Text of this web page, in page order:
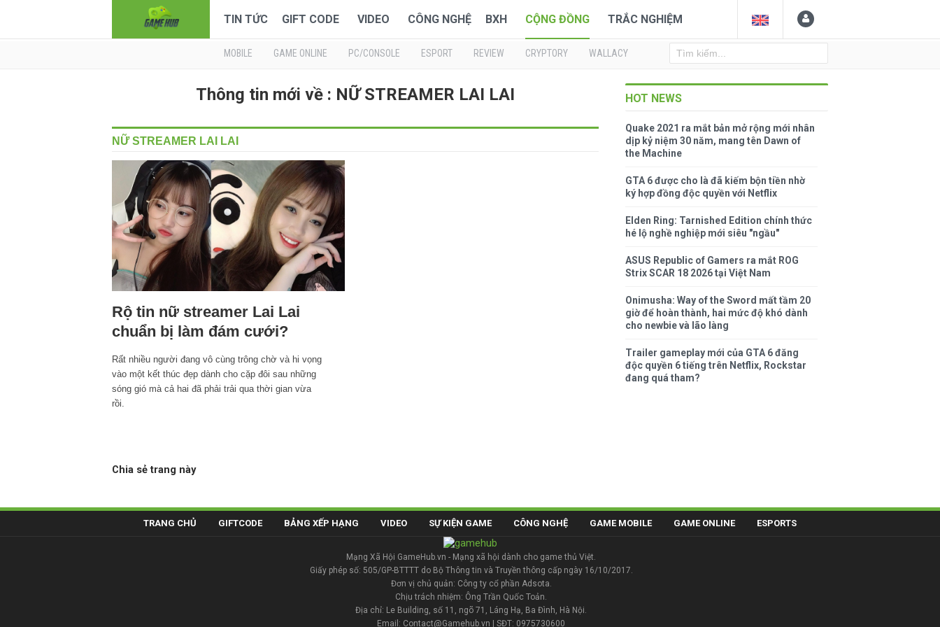
TIN TỨC GIFT CODE VIDEO CÔNG NGHỆ BXH CỘNG ĐỒNG TRẮC NGHIỆM
MOBILE GAME ONLINE PC/CONSOLE ESPORT REVIEW CRYPTORY WALLACY
Thông tin mới về : NỮ STREAMER LAI LAI
NỮ STREAMER LAI LAI
Rộ tin nữ streamer Lai Lai
chuẩn bị làm đám cưới?
Rất nhiều người đang vô cùng trông chờ và hi vọng
vào một kết thúc đẹp dành cho cặp đôi sau những
sóng gió mà cả hai đã phải trải qua thời gian vừa
rồi.
Chia sẻ trang này
HOT NEWS
Quake 2021 ra mắt bản mở rộng mới nhân
dịp kỷ niệm 30 năm, mang tên Dawn of
the Machine
GTA 6 được cho là đã kiếm bộn tiền nhờ
ký hợp đồng độc quyền với Netflix
Elden Ring: Tarnished Edition chính thức
hé lộ nghề nghiệp mới siêu "ngầu"
ASUS Republic of Gamers ra mắt ROG
Strix SCAR 18 2026 tại Việt Nam
Onimusha: Way of the Sword mất tầm 20
giờ để hoàn thành, hai mức độ khó dành
cho newbie và lão làng
Trailer gameplay mới của GTA 6 đăng
độc quyền 6 tiếng trên Netflix, Rockstar
đang quá tham?
TRANG CHỦ GIFTCODE BẢNG XẾP HẠNG VIDEO SỰ KIỆN GAME CÔNG NGHỆ GAME MOBILE GAME ONLINE ESPORTS
Mạng Xã Hội GameHub.vn - Mạng xã hội dành cho game thủ Việt.
Giấy phép số: 505/GP-BTTTT do Bộ Thông tin và Truyền thông cấp ngày 16/10/2017.
Đơn vị chủ quản: Công ty cổ phần Adsota.
Chịu trách nhiệm: Ông Trần Quốc Toản.
Địa chỉ: Le Building, số 11, ngõ 71, Láng Hạ, Ba Đình, Hà Nội.
Email: Contact@Gamehub.vn | SĐT: 0975730600